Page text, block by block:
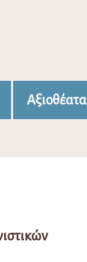
Αξιοθέατα